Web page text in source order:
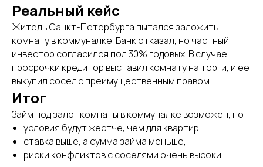
Реальный кейс
Житель Санкт-Петербурга пытался заложить
комнату в коммуналке. Банк отказал, но частный
инвестор согласился под 30% годовых. В случае
просрочки кредитор выставил комнату на торги, и её
выкупил сосед с преимущественным правом.
Итог
Займ под залог комнаты в коммуналке возможен, но:
условия будут жёстче, чем для квартир,
ставка выше, а сумма займа меньше,
риски конфликтов с соседями очень высоки.